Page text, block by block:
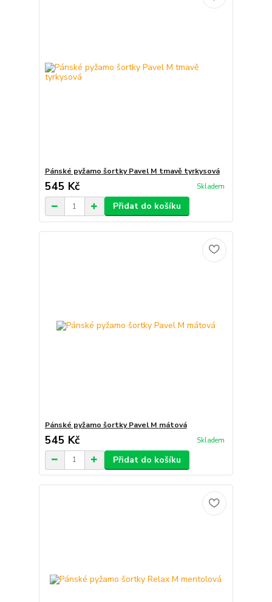
Pánské pyžamo šortky Pavel M tmavě tyrkysová
545 Kč Skladem
Přidat do košíku
Pánské pyžamo šortky Pavel M mátová
545 Kč Skladem
Přidat do košíku